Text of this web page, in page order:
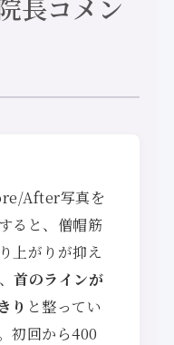
長コメン
After写真を
ると、僧帽筋
上がりが抑え
首のラインが
り と整ってい
初回から400